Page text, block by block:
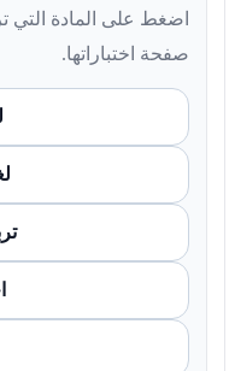
اضغط على المادة التي
صفحة اختباراتها.